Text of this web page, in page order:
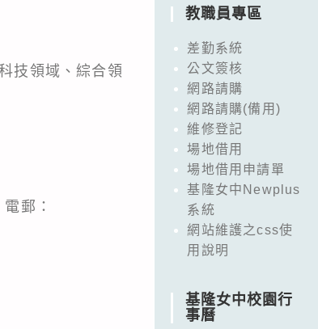
技領域、綜合領
郵：
教職員專區
差勤系統
公文簽核
網路請購
網路請購(備用)
維修登記
場地借用
場地借用申請單
基隆女中Newplus
系統
網站維護之css使
用說明
基隆女中校園行
事曆